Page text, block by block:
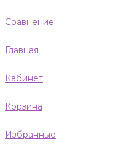
Сравнение
Главная
Кабинет
Корзина
Избранные